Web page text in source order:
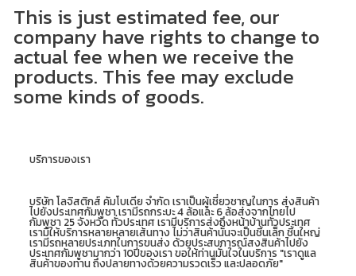
This is just estimated fee, our
company have rights to change to
actual fee when we receive the
products. This fee may exclude
some kinds of goods.
บริการของเรา
บริษัท โลจิสติกส์ คัมโบเดีย จำกัด เราเป็นผู้เชี่ยวชาญในการ ส่งสินค้า
ไปยังประเทศกัมพูชา เรามีรถกระบะ 4 ล้อและ 6 ล้อส่งจากไทยไป
กัมพูชา 25 จังหวัด ทั่วประเทศ เรามีบริการส่งถึงหน้าบ้านทั่วประเทศ
เรามีให้บริการหลายหลายเส้นทาง ไม่ว่าสินค้านั้นจะเป็นชิ้นเล็ก ชิ้นใหญ่
เรามีรถหลายประเภทในการขนส่ง ด้วยประสบการณ์สงสินค้าไปยัง
ประเทศกัมพูชามากว่า 10ปีของเรา ขอให้ท่านมั่นใจในบริการ "เราดูแล
สินค้าของท่าน ถึงปลายทางด้วยความรวดเร็ว และปลอดภัย"